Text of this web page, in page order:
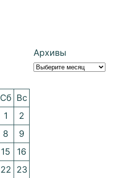
Архивы
Сб Вс
1
2
8
9
15
16
22
23